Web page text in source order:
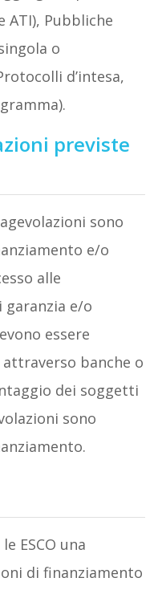
ATI), Pubbliche
o
d’intesa,
previste
sono
e/o
alle
e/o
essere
banche o
dei soggetti
sono
ESCO una
di finanziamento